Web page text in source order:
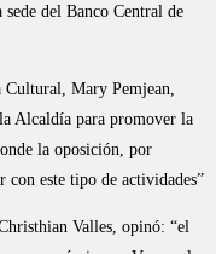
del Banco Central de
Mary Pemjean,
la Alcaldía para promover la
la oposición, por
con este tipo de actividades”
Valles, opinó: “el